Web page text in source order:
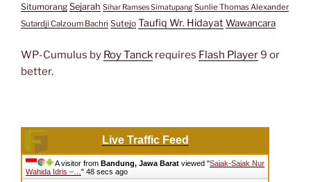
Situmorang Sejarah Sihar Ramses Simatupang Sunlie Thomas Alexander
Sutardji Calzoum Bachri Sutejo Taufiq Wr. Hidayat Wawancara
WP-Cumulus by Roy Tanck requires Flash Player9 or
better.
Live Traffic Feed
A visitor from Bandung, Jawa Barat viewed "Sajak-Sajak Nur
Wahida Idris –… " 49 secs ago